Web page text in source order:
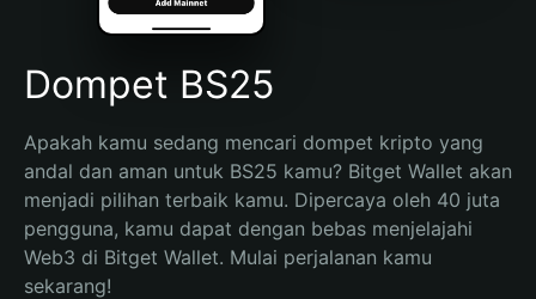
Español (Argentina)
Dompet BS25
Apakah kamu sedang mencari dompet kripto yang
andal dan aman untuk BS25 kamu? Bitget Wallet akan
menjadi pilihan terbaik kamu. Dipercaya oleh 40 juta
pengguna, kamu dapat dengan bebas menjelajahi
Web3 di Bitget Wallet. Mulai perjalanan kamu
sekarang!